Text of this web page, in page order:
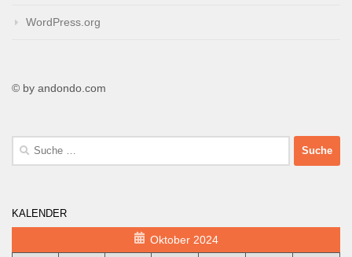
WordPress.org
© by andondo.com
Suche
KALENDER
Oktober 2024